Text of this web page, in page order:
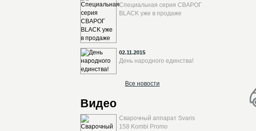
Специальная серия СВАРОГ
BLACK уже в продаже
02.11.2015
День народного единства!
Все новости
Видео
Сварочный аппарат Svaris
158 Kombi Promo